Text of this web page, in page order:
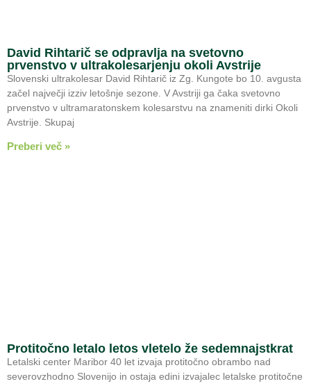
David Rihtarič se odpravlja na svetovno
prvenstvo v ultrakolesarjenju okoli Avstrije
Slovenski ultrakolesar David Rihtarič iz Zg. Kungote bo 10. avgusta
začel največji izziv letošnje sezone. V Avstriji ga čaka svetovno
prvenstvo v ultramaratonskem kolesarstvu na znameniti dirki Okoli
Avstrije. Skupaj
Preberi več »
Protitočno letalo letos vletelo že sedemnajstkrat
Letalski center Maribor 40 let izvaja protitočno obrambo nad
severovzhodno Slovenijo in ostaja edini izvajalec letalske protitočne